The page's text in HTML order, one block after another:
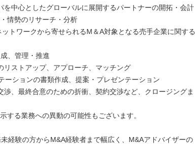
を中心としたグローバルに展開するパートナーの開拓・会計
情勢のリサーチ・分析
トワークから寄せられるM＆A対象となる売手企業に関する
、管理・推進
リストアップ、アプローチ、マッチング
ーションの書類作成、提案・プレゼンテーション
、最終合意のための折衝、契約交渉など、クロージングま
する業務への異動の可能性もございます。
経験の方からM&A経験者まで幅広く、M&Aアドバイザーの